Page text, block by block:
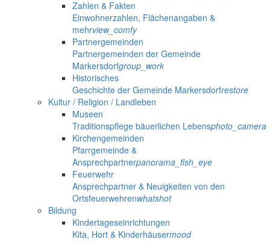
Zahlen & Fakten
Einwohnerzahlen, Flächenangaben &
mehrview_comfy
Partnergemeinden
Partnergemeinden der Gemeinde
Markersdorfgroup_work
Historisches
Geschichte der Gemeinde Markersdorfrestore
Kultur / Religion / Landleben
Museen
Traditionspflege bäuerlichen Lebensphoto_camera
Kirchengemeinden
Pfarrgemeinde &
Ansprechpartnerpanorama_fish_eye
Feuerwehr
Ansprechpartner & Neuigkeiten von den
Ortsfeuerwehrenwhatshot
Bildung
Kindertageseinrichtungen
Kita, Hort & Kinderhäusermood